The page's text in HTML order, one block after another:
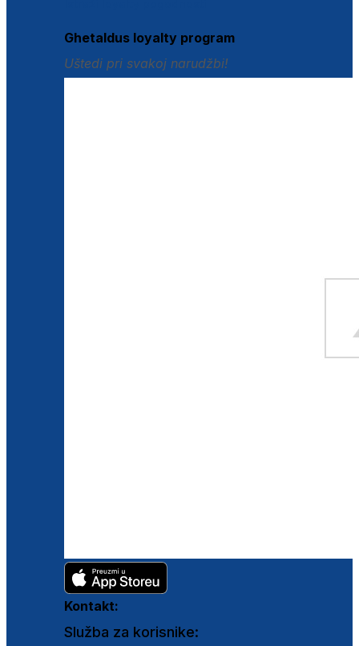
Ghetaldus loyalty program
Uštedi pri svakoj narudžbi!
Kontakt:
Služba za korisnike: